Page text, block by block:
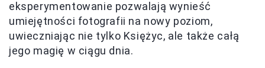
eksperymentowanie pozwalają wynieść
umiejętności fotografii na nowy poziom,
uwieczniając nie tylko Księżyc, ale także całą
jego magię w ciągu dnia.